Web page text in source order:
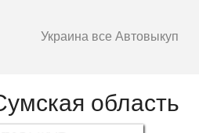
Украина все Автовыкуп
область